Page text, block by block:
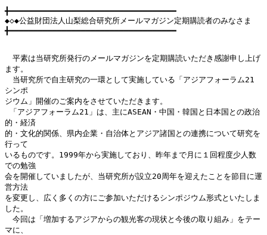
╋━━━━━━━━━━━━━━━━━━━━━━━━━━━━━━━━━━━
◆◇◆公益財団法人山梨総合研究所メールマガジン定期購読者のみなさま
╋━━━━━━━━━━━━━━━━━━━━━━━━━━━━━━━━━━━
平素は当研究所発行のメールマガジンを定期購読いただき感謝申し上げ
ます。
当研究所で自主研究の一環として実施している「アジアフォーラム21
シンポ
ジウム」開催のご案内をさせていただきます。
的・経済
的・文化的関係、県内企業・自治体とアジア諸国との連携について研究を
行って
いるものです。1999年から実施しており、昨年まで月に１回程度少人数
での勉強
会を開催していましたが、当研究所が設立20周年を迎えたことを節目に運
営方法
を変更し、広く多くの方にご参加いただけるシンポジウム形式といたしま
した。
今回は「増加するアジアからの観光客の現状と今後の取り組み」をテー
マに、